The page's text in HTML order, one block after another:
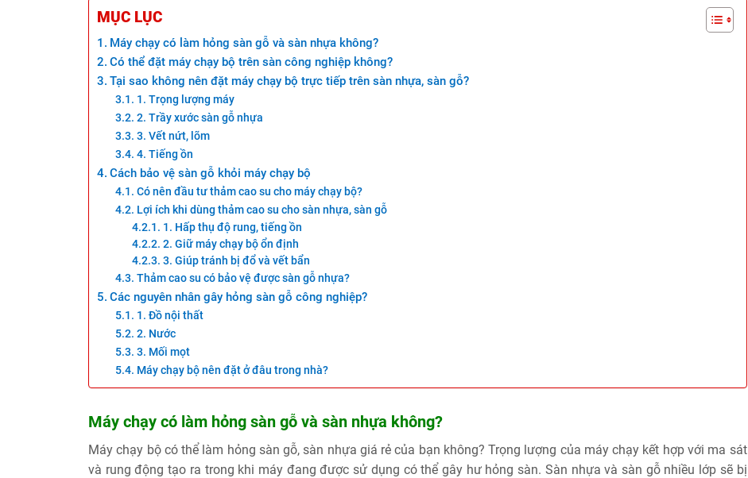
MỤC LỤC
Máy chạy có làm hỏng sàn gỗ và sàn nhựa không?
Có thể đặt máy chạy bộ trên sàn công nghiệp không?
Tại sao không nên đặt máy chạy bộ trực tiếp trên sàn nhựa, sàn gỗ?
1. Trọng lượng máy
2. Trầy xước sàn gỗ nhựa
3. Vết nứt, lõm
4. Tiếng ồn
Cách bảo vệ sàn gỗ khỏi máy chạy bộ
Có nên đầu tư thảm cao su cho máy chạy bộ?
Lợi ích khi dùng thảm cao su cho sàn nhựa, sàn gỗ
1. Hấp thụ độ rung, tiếng ồn
2. Giữ máy chạy bộ ổn định
3. Giúp tránh bị đổ và vết bẩn
Thảm cao su có bảo vệ được sàn gỗ nhựa?
Các nguyên nhân gây hỏng sàn gỗ công nghiệp?
1. Đồ nội thất
2. Nước
3. Mối mọt
Máy chạy bộ nên đặt ở đâu trong nhà?
Máy chạy có làm hỏng sàn gỗ và sàn nhựa không?
Máy chạy bộ có thể làm hỏng sàn gỗ, sàn nhựa giá rẻ của bạn không? Trọng lượng của máy chạy kết hợp với ma sát
và rung động tạo ra trong khi máy đang được sử dụng có thể gây hư hỏng sàn. Sàn nhựa và sàn gỗ nhiều lớp sẽ bị